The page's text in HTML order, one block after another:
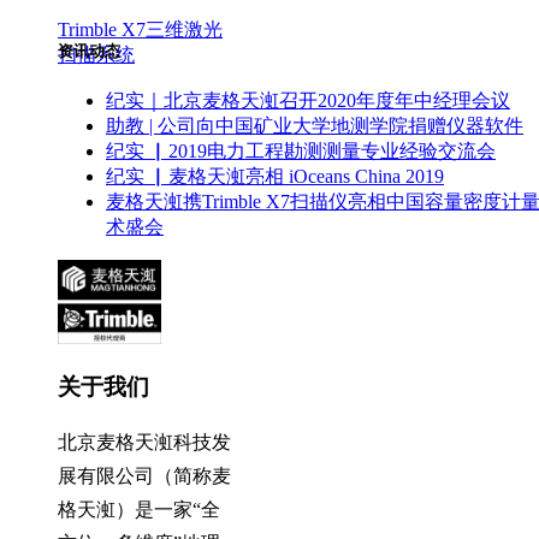
Trimble X7三维激光
扫描系统
资讯动态
纪实｜北京麦格天渱召开2020年度年中经理会议
助教 | 公司向中国矿业大学地测学院捐赠仪器软件
纪实 ▏2019电力工程勘测测量专业经验交流会
纪实 ▏麦格天渱亮相 iOceans China 2019
麦格天渱携Trimble X7扫描仪亮相中国容量密度计
术盛会
关于我们
北京麦格天渱科技发
展有限公司（简称麦
格天渱）是一家“全